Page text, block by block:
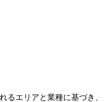
るエリアと業種に基づき、